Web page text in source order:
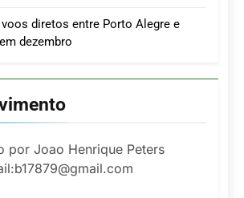
diretos entre Porto Alegre e
dezembro
por Joao Henrique Peters